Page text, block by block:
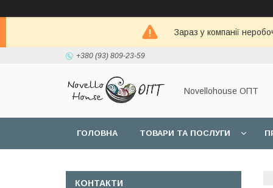
Зараз у компанії
+380 (93) 809-23-59
Novellohouse ОПТ
ГОЛОВНА ТОВАРИ ТА ПОСЛУГИ
КОНТАКТИ